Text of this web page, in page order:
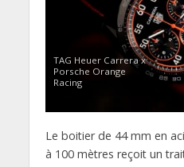
TAG Heuer Carrera x
Porsche Orange
Racing
Le boitier de 44 mm en
à 100 mètres reçoit un